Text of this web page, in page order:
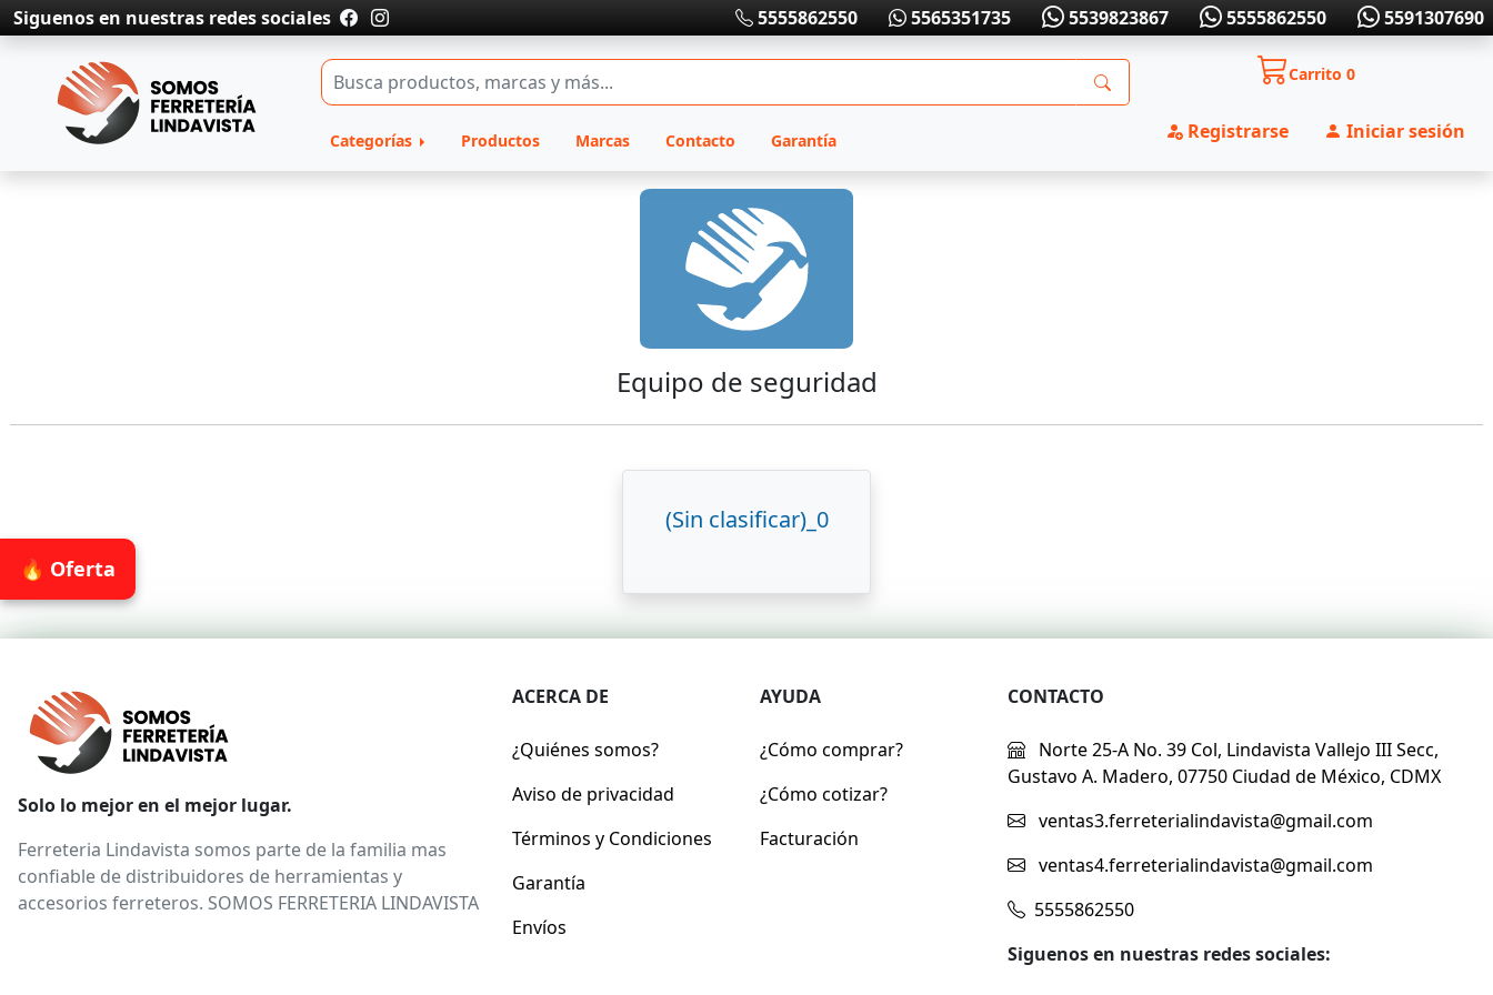
🔥 Oferta
Siguenos en nuestras redes sociales 5555862550 5565351735 5539823867 5555862550 5591307690
Categorías Productos Marcas Contacto Garantía
Carrito0
Registrarse Iniciar sesión
Equipo de seguridad
(Sin clasificar)_0
Solo lo mejor en el mejor lugar.
Ferreteria Lindavista somos parte de la familia mas
confiable de distribuidores de herramientas y
accesorios ferreteros. SOMOS FERRETERIA LINDAVISTA
ACERCA DE
¿Quiénes somos?
Aviso de privacidad
Términos y Condiciones
Garantía
Envíos
AYUDA
¿Cómo comprar?
¿Cómo cotizar?
Facturación
CONTACTO
Norte 25-A No. 39 Col, Lindavista Vallejo III Secc,
Gustavo A. Madero, 07750 Ciudad de México, CDMX
ventas3.ferreterialindavista@gmail.com
ventas4.ferreterialindavista@gmail.com
5555862550
Siguenos en nuestras redes sociales: